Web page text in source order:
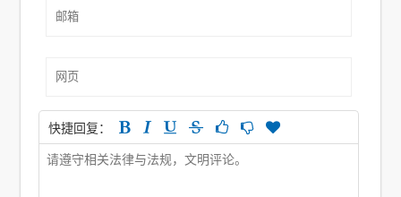
快捷回复：